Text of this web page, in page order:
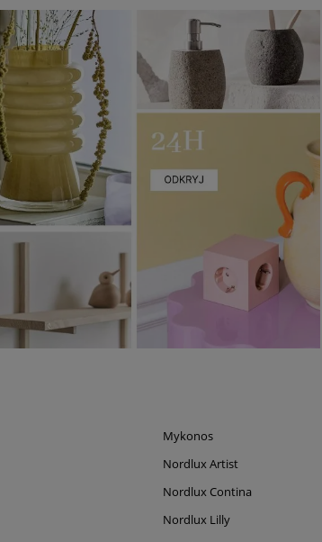
Mykonos
Nordlux Artist
Nordlux Contina
Nordlux Lilly